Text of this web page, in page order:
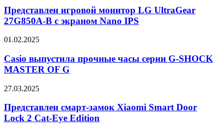
монитор
LG
UltraGear
B
экраном
Nano
Представлен игровой монитор LG UltraGear
27G850A-B с экраном Nano IPS
Casio
прочные
часы
серии
SHOCK
OF
G
01.02.2025
Casio выпустила прочные часы серии G-SHOCK
MASTER OF G
Представлен
замок
Xiaomi
Smart
27.03.2025
Представлен смарт-замок Xiaomi Smart Door
Lock 2 Cat-Eye Edition